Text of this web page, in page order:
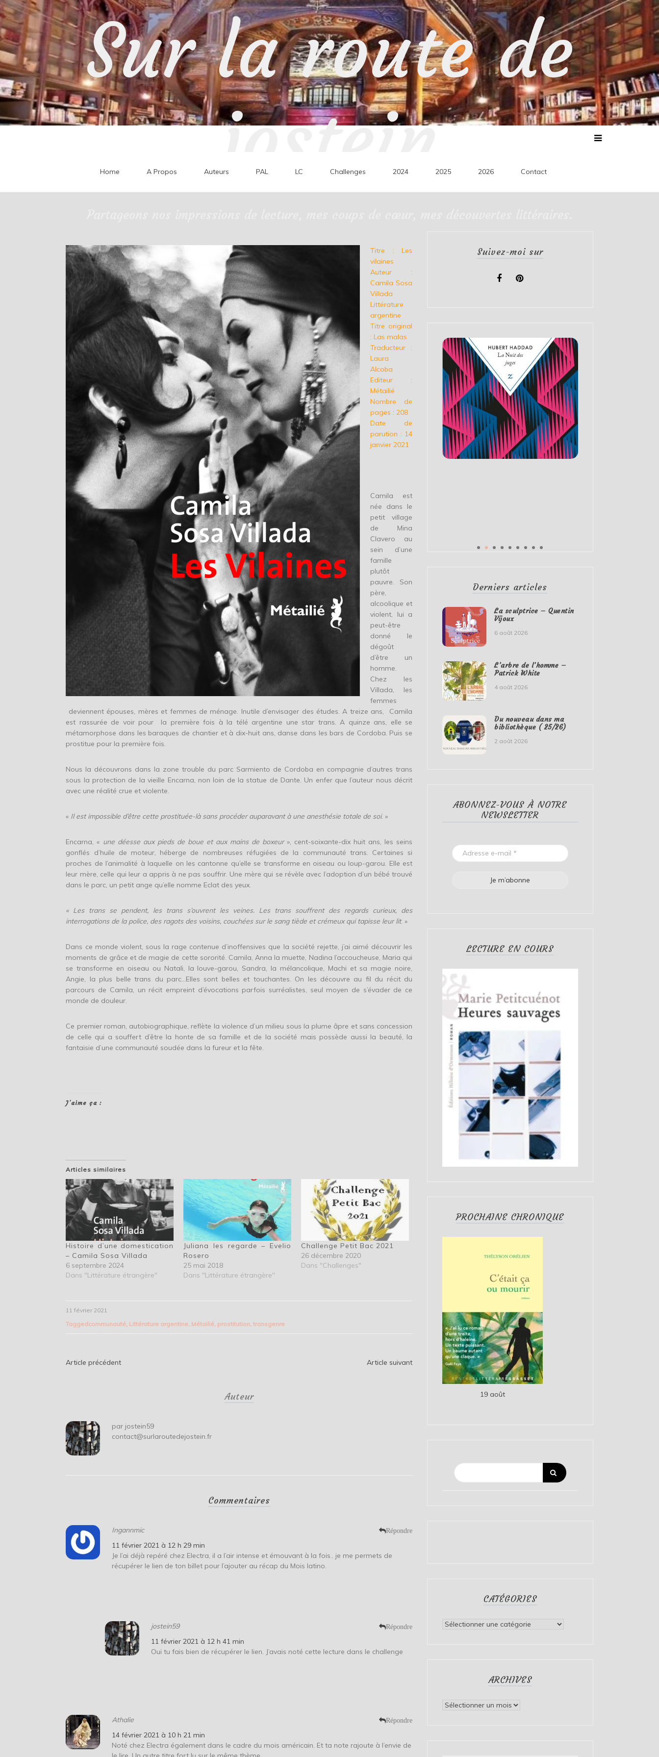
Skip
to
content
Sur la route de
jostein
Home A Propos Auteurs PAL LC Challenges 2024 2025 2026 Contact
Titre : Les
vilaines
Auteur :
Camila Sosa
Villada
Littérature
argentine
Titre original
: Las malas
Traducteur :
Laura
Alcoba
Editeur :
Métailié
Nombre de
pages : 208
Date de
parution : 14
janvier 2021
Camila est
née dans le
petit village
de Mina
Clavero au
sein d’une
famille
plutôt
pauvre. Son
père,
alcoolique et
violent, lui a
peut-être
donné le
dégoût
d’être un
homme.
Chez les
Villada, les
femmes
deviennent épouses, mères et femmes de ménage. Inutile d’envisager des études. A treize ans, Camila
est rassurée de voir pour la première fois à la télé argentine une star trans. A quinze ans, elle se
métamorphose dans les baraques de chantier et à dix-huit ans, danse dans les bars de Cordoba. Puis se
prostitue pour la première fois.
Nous la découvrons dans la zone trouble du parc Sarmiento de Cordoba en compagnie d’autres trans
sous la protection de la vieille Encarna, non loin de la statue de Dante. Un enfer que l’auteur nous décrit
avec une réalité crue et violente.
« Il est impossible d’être cette prostituée-là sans procéder auparavant à une anesthésie totale de soi. »
Encarna, « une déesse aux pieds de boue et aux mains de boxeur», cent-soixante-dix huit ans, les seins
gonflés d’huile de moteur, héberge de nombreuses réfugiées de la communauté trans. Certaines si
proches de l’animalité à laquelle on les cantonne qu’elle se transforme en oiseau ou loup-garou. Elle est
leur mère, celle qui leur a appris à ne pas souffrir. Une mère qui se révèle avec l’adoption d’un bébé trouvé
dans le parc, un petit ange qu’elle nomme Eclat des yeux.
« Les trans se pendent, les trans s’ouvrent les veines. Les trans souffrent des regards curieux, des
interrogations de la police, des ragots des voisins, couchées sur le sang tiède et crémeux qui tapisse leur lit. »
Dans ce monde violent, sous la rage contenue d’inoffensives que la société rejette, j’ai aimé découvrir les
moments de grâce et de magie de cette sororité. Camila, Anna la muette, Nadina l’accoucheuse, Maria qui
se transforme en oiseau ou Natali, la louve-garou, Sandra, la mélancolique, Machi et sa magie noire,
Angie, la plus belle trans du parc…Elles sont belles et touchantes. On les découvre au fil du récit du
parcours de Camila, un récit empreint d’évocations parfois surréalistes, seul moyen de s’évader de ce
monde de douleur.
Ce premier roman, autobiographique, reflète la violence d’un milieu sous la plume âpre et sans concession
de celle qui a souffert d’être la honte de sa famille et de la société mais possède aussi la beauté, la
fantaisie d’une communauté soudée dans la fureur et la fête.
J’aime ça :
Articles similaires
Histoire d’une domestication
– Camila Sosa Villada
6 septembre 2024
Dans "Littérature étrangère"
Juliana les regarde – Evelio
Rosero
25 mai 2018
Dans "Littérature étrangère"
Challenge Petit Bac 2021
26 décembre 2020
Dans "Challenges"
11 février 2021
Taggedcommunauté, Littérature argentine, Métailié, prostitution,transgenre
Navigation
Article précédent Article suivant
Auteur
par jostein59
contact@surlaroutedejostein.fr
Commentaires
Ingannmic Répondre
11 février 2021 à 12 h 29 min
Je l’ai déjà repéré chez Electra, il a l’air intense et émouvant à la fois.. je me permets de
récupérer le lien de ton billet pour l’ajouter au récap du Mois latino.
jostein59 Répondre
11 février 2021 à 12 h 41 min
Oui tu fais bien de récupérer le lien. J’avais noté cette lecture dans le challenge
Athalie Répondre
14 février 2021 à 10 h 21 min
Noté chez Electra également dans le cadre du mois américain. Et ta note rajoute à l’envie de
Suivez-moi sur
Derniers articles
La sculptrice – Quentin
Vijoux
6 août 2026
L’arbre de l’homme –
Patrick White
4 août 2026
Du nouveau dans ma
bibliothèque ( 25/26)
2 août 2026
ABONNEZ-VOUS À NOTRE
NEWSLETTER
LECTURE EN COURS
PROCHAINE CHRONIQUE
19 août
CATÉGORIES
Catégories
ARCHIVES
Archives